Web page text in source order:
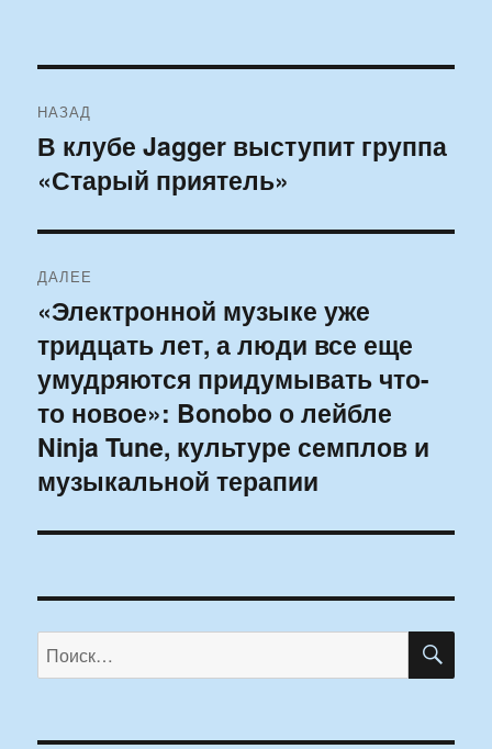
по
записям
НАЗАД
Предыдущая
запись:
В клубе Jagger выступит группа
«Старый приятель»
ДАЛЕЕ
Следующая
запись:
«Электронной музыке уже
тридцать лет, а люди все еще
умудряются придумывать что-
то новое»: Bonobo о лейбле
Ninja Tune, культуре семплов и
музыкальной терапии
Искать: